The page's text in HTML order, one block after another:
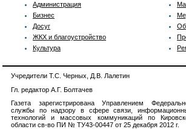
Администрация
Бизнес
Досуг
ЖКХ и благоустройство
Культура
Учредители Т.С. Черных, Д.В. Лалетин
Гл. редактор А.Г. Болтачев
Газета зарегистрирована Управлением
службы по надзору в сфере связи,
технологий и массовых коммуникаций по
области св-во ПИ № ТУ43-00447 от 25 декабря 2012 г.